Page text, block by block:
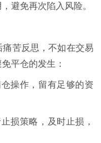
避免再次陷入风险。
苦反思，不如在交易
平仓的发生：
操作，留有足够的资
损策略，及时止损，